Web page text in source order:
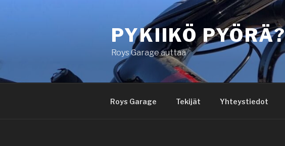
PYKIIKÖ
Roys Garage auttaa
Roys Garage Tekijät Yhteystiedot